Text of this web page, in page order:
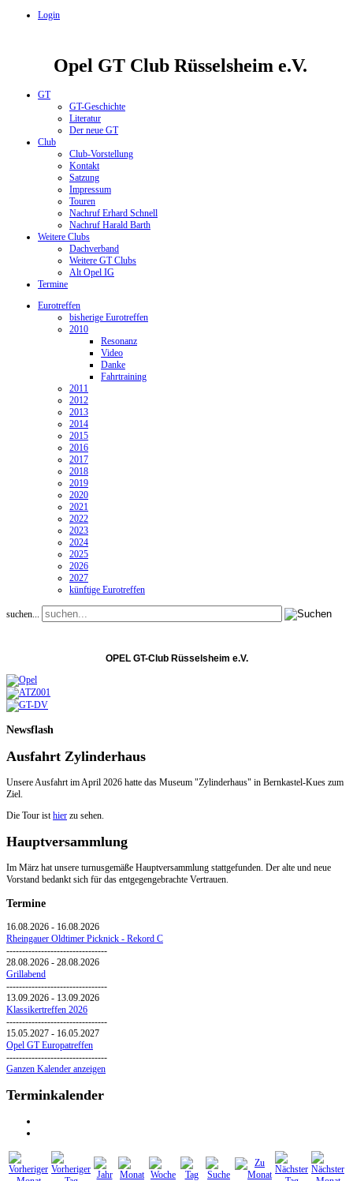
Login
Opel GT Club Rüsselsheim e.V.
GT
GT-Geschichte
Literatur
Der neue GT
Club
Club-Vorstellung
Kontakt
Satzung
Impressum
Touren
Nachruf Erhard Schnell
Nachruf Harald Barth
Weitere Clubs
Dachverband
Weitere GT Clubs
Alt Opel IG
Termine
Eurotreffen
bisherige Eurotreffen
2010
Resonanz
Video
Danke
Fahrtraining
2011
2012
2013
2014
2015
2016
2017
2018
2019
2020
2021
2022
2023
2024
2025
2026
2027
künftige Eurotreffen
suchen...
OPEL GT-Club Rüsselsheim e.V.
Newsflash
Ausfahrt Zylinderhaus
Unsere Ausfahrt im April 2026 hatte das Museum "Zylinderhaus" in Bernkastel-Kues zum
Ziel.
Die Tour isthier zu sehen.
Hauptversammlung
Im März hat unsere turnusgemäße Hauptversammlung stattgefunden. Der alte und neue
Vorstand bedankt sich für das entgegengebrachte Vertrauen.
Termine
16.08.2026 - 16.08.2026
Rheingauer Oldtimer Picknick - Rekord C
--------------------------------
28.08.2026 - 28.08.2026
Grillabend
--------------------------------
13.09.2026 - 13.09.2026
Klassikertreffen 2026
--------------------------------
15.05.2027 - 16.05.2027
Opel GT Europatreffen
--------------------------------
Ganzen Kalender anzeigen
Terminkalender